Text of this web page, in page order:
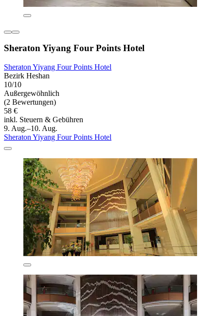
Sheraton Yiyang Four Points Hotel
Sheraton Yiyang Four Points Hotel
Bezirk Heshan
10/10
Außergewöhnlich
(2 Bewertungen)
58 €
inkl. Steuern & Gebühren
9. Aug.–10. Aug.
Sheraton Yiyang Four Points Hotel